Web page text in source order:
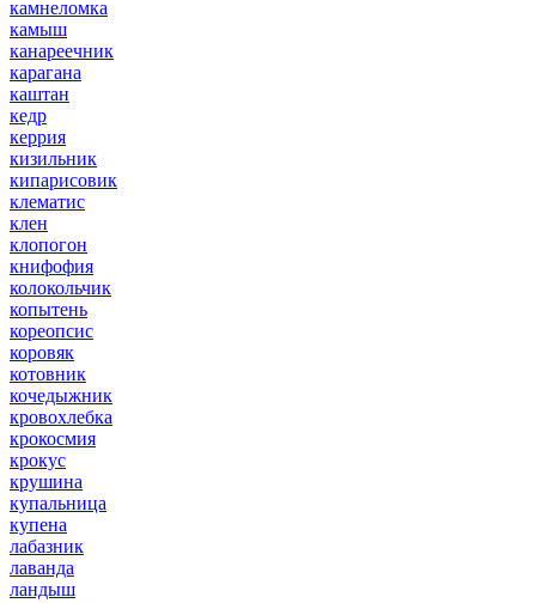
камнеломка
камыш
канареечник
карагана
каштан
кедр
керрия
кизильник
кипарисовик
клематис
клен
клопогон
книфофия
колокольчик
копытень
кореопсис
коровяк
котовник
кочедыжник
кровохлебка
крокосмия
крокус
крушина
купальница
купена
лабазник
лаванда
ландыш